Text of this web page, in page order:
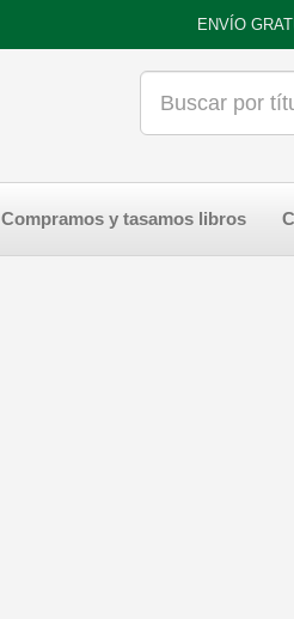
ENVÍO
Compramos y tasamos libros